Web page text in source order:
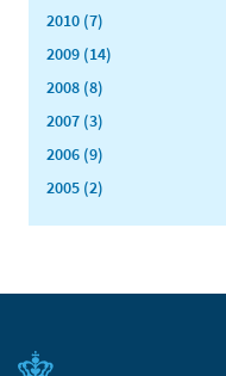
2010 (7)
2009 (14)
2008 (8)
2007 (3)
2006 (9)
2005 (2)